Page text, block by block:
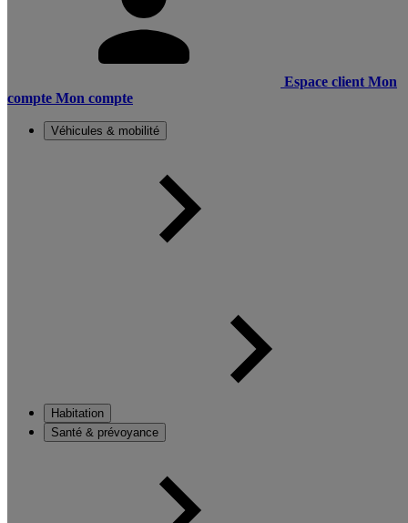
Espace client Mon
compte Mon compte
Véhicules & mobilité
Habitation
Santé & prévoyance